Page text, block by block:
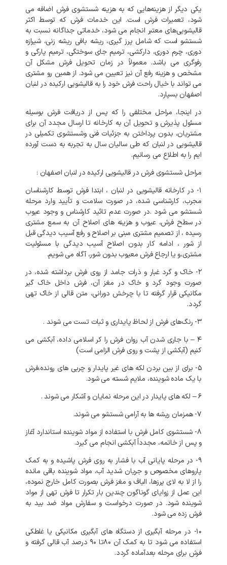
یکی دیگر از هزینه‌هایی که به هزینه شستشوی فرش اضافه می
شود، تعمیرات فرش است. این خدمات فرش که توسط اکثر
قالیشویی‌های معتبر انجام می شود، خدماتی جداگانه نسبت به
شستشو است که شامل پرز گیری، ریشه بافی ریشه زنی، شیرازه
دوری، چرم دوری، دارکشی، ترمیم جای سوختگی، ترمیم پارگی و
رفوگری می باشد. معمولاً در زمان تحویل فرش مشکل آن
مشخص و هزینه رفع آن نیز تعیین می شود. از همین رو مشتری
می تواند با خیال راحت فرش خود را به قالیشویی ارکیده در لنبان
اصفهان بسپارد.
در اینجا، مراحل مختلفی را که پس از دریافت فرش بوسیله
مسئول پذیرش و تحویل آن به کارخانه تا ارسال مجدد آن برای
مشتریان، بدون پرداختن به جزئیات فنی وشستشوی تکمیلی در
قالیشویی در لنبان که طی سالیان سال به تجربه به دست آورده
ایم را به اطلاع می رسانیم.
مراحل شستشوی فرش در قالیشویی ارکیده در لنبان اصفهان :
۱- در کارخانه
قالیشویی در لنبان ، ابتدا فرش توسط کارشناسان
مجرب، کارشناسی شده، در صورت سلامت و تأیید وارد مرحله
شستشو می شود .در صورت عدم تائید کارشناس و وجود عیوب
در سطح فرش، عیوب و هزینه های اصلاح آن به سمع مشتری
رسیده ، از تصمیم مشتری مبنی بر اصلاح و رفع آسیب دیدگی قبل
از شور ، ادامه کار بدون اصلاح آسیب دیدگی با مسئولیت
مشتری،و یا ارجاع فرش معیوب بدون شور، آگاه می شویم.
۲- خاک و گرد غبار و ذرات جامد از روی فرش برداشته شده، در
صورت وجود گرد و خاک در مغز آن، فرش داخل خاک گیر
مکانیکی قرار گرفته تا با چرخش دورانی، متن قالی از خاک تهی
گردد.
۳- رنگ‌های فرش از لحاظ پایداری و ثبات تست می شوند .
۴ – با جاری شدن آب روان فرش را کر اسلامی داده، آبکشی می
کنیم (آبکشی از پشت و روی فرش الزامی است)
۵- برای از بین بردن لکه های غیر پایدار و چربی های رونده،فرش
با یک ماده شوینده، ملایم شسته می شود.
۶ – لکه های پایدار در این مرحله نمایان و آشکار می شوند .
۷- همزمان ریشه ها به آرامی شستشو می شوند.
۸- شستشوی کامل فرش با استفاده از مواد شوینده استاندارد آغاز
و پس از خاتمه، مجدداً آبکشی انجام می گیرد.
۹- در مرحله پایانی آب با فشار به روی فرش پاشیده و به کمک
پاروهای مخصوص و جریان شدید آب، مواد شوینده باقی مانده
را از لا به لای پرزها، الیاف و مغز فرش بصورت کامل خارج نموده،
این عمل از زوایای گوناگون چندین بار تکرار تا فرش تهی از مواد
شوینده شود. در صورت درخواست و سفارش مواد ضد بید به
فرش زده می شود.
۱۰- در مرحله آبگیری از دستگاه های آبگیری مکانیکی یا غلطکی
استفاده می شود تا به کمک آن ۸۰تا ۹۰ درصد آب قالی گرفته و
فرش برای مرحله بعدآماده گردد.